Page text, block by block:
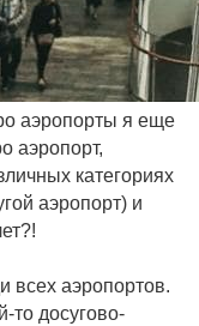
аэропорты я еще
аэропорт,
категориях
аэропорт) и
всех аэропортов.
то досугово-